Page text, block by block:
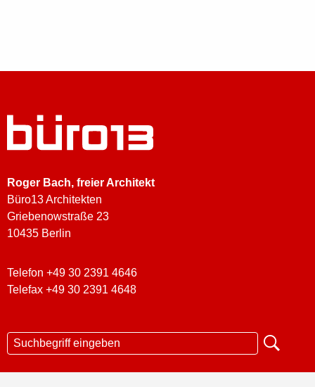
Roger Bach, freier Architekt
Büro13 Architekten
Griebenowstraße 23
10435 Berlin
Telefon +49 30 2391 4646
Telefax +49 30 2391 4648